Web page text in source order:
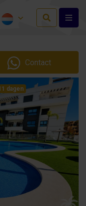
Contact
dagen